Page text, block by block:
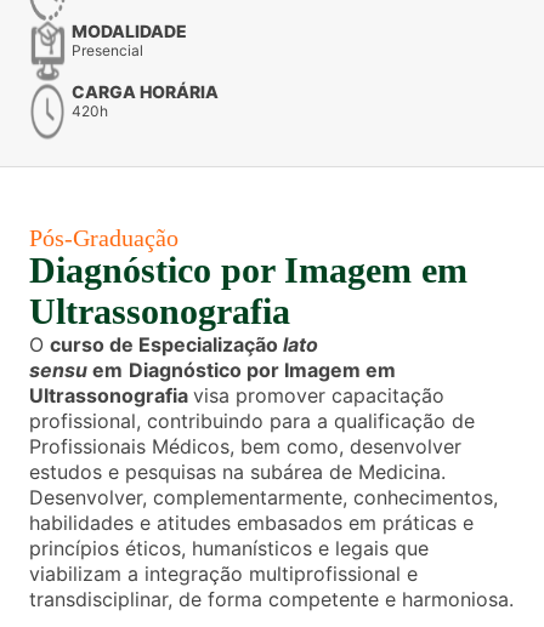
MODALIDADE
Presencial
CARGA HORÁRIA
420h
Pós-Graduação
Diagnóstico por Imagem em
Ultrassonografia
O curso de Especialização lato
sensu em Diagnóstico por Imagem em
Ultrassonografia visa promover capacitação
profissional, contribuindo para a qualificação de
Profissionais Médicos, bem como, desenvolver
estudos e pesquisas na subárea de Medicina.
Desenvolver, complementarmente, conhecimentos,
habilidades e atitudes embasados em práticas e
princípios éticos, humanísticos e legais que
viabilizam a integração multiprofissional e
transdisciplinar, de forma competente e harmoniosa.